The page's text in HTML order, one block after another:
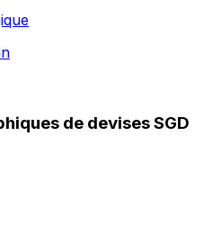
de devises SGD